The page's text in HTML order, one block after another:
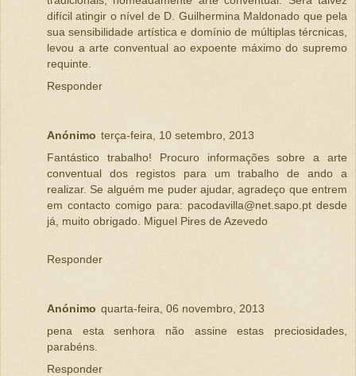
difícil atingir o nível de D. Guilhermina Maldonado que pela
sua sensibilidade artística e domínio de múltiplas tércnicas,
levou a arte conventual ao expoente máximo do supremo
requinte.
Responder
Anónimo terça-feira, 10 setembro, 2013
Fantástico trabalho! Procuro informações sobre a arte
conventual dos registos para um trabalho de ando a
realizar. Se alguém me puder ajudar, agradeço que entrem
em contacto comigo para: pacodavilla@net.sapo.pt desde
já, muito obrigado. Miguel Pires de Azevedo
Responder
Anónimo quarta-feira, 06 novembro, 2013
pena esta senhora não assine estas preciosidades,
parabéns.
Responder